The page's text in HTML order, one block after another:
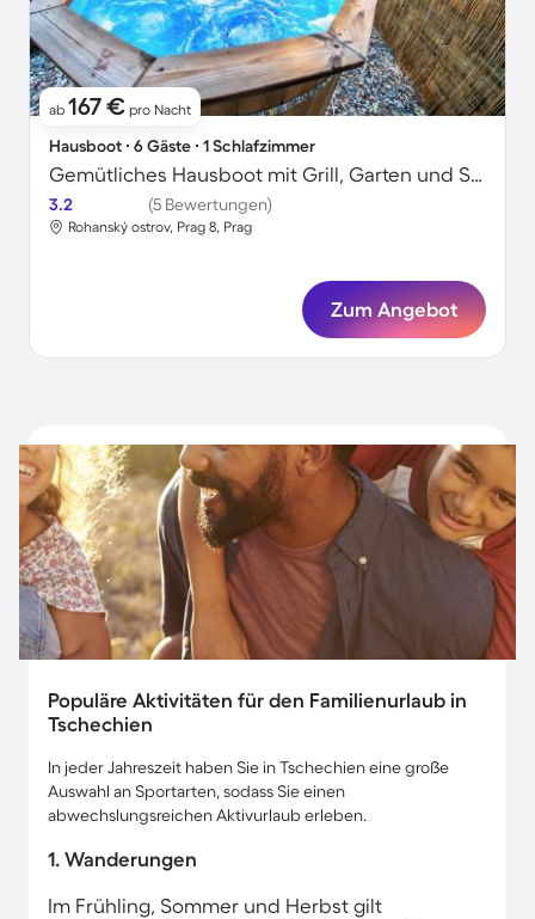
ab 167 € pro Nacht
Hausboot ∙ 6 Gäste ∙ 1 Schlafzimmer
Gemütliches Hausboot mit Grill, Garten und Sauna | Wasserblick | Ideal für Homeoffice
3.2 (5 Bewertungen)
Rohanský ostrov, Prag 8, Prag
Zum Angebot
Populäre Aktivitäten für den Familienurlaub in
Tschechien
In jeder Jahreszeit haben Sie in Tschechien eine große
Auswahl an Sportarten, sodass Sie einen
abwechslungsreichen Aktivurlaub erleben.
1. Wanderungen
Im Frühling, Sommer und Herbst gilt